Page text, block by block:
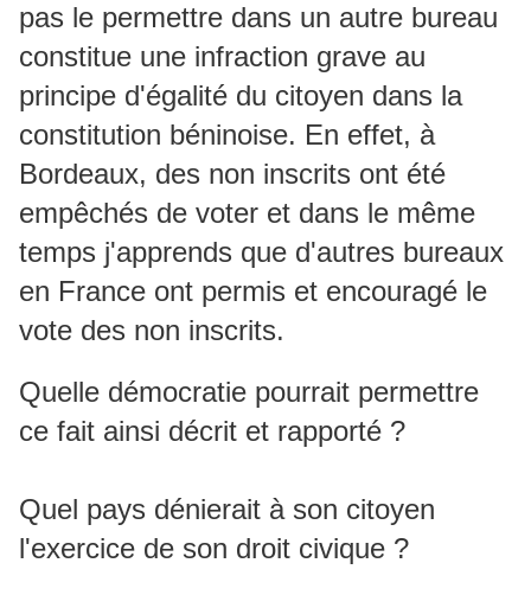
pas le permettre dans un autre bureau
constitue une infraction grave au
principe d'égalité du citoyen dans la
constitution béninoise. En effet, à
Bordeaux, des non inscrits ont été
empêchés de voter et dans le même
temps j'apprends que d'autres bureaux
en France ont permis et encouragé le
vote des non inscrits.
Quelle démocratie pourrait permettre
ce fait ainsi décrit et rapporté ?
Quel pays dénierait à son citoyen
l'exercice de son droit civique ?